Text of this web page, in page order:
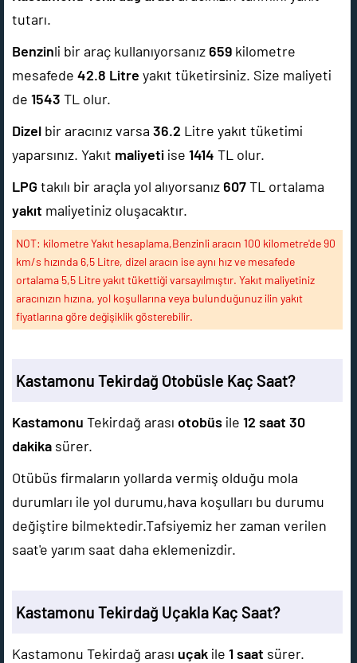
tutarı.
Benzinli bir araç kullanıyorsanız 659 kilometre
mesafede 42.8 Litre yakıt tüketirsiniz. Size maliyeti
de 1543 TL olur.
Dizel bir aracınız varsa 36.2 Litre yakıt tüketimi
yaparsınız. Yakıt maliyeti ise 1414 TL olur.
LPG takılı bir araçla yol alıyorsanız 607TL ortalama
yakıt maliyetiniz oluşacaktır.
NOT: kilometre Yakıt hesaplama,Benzinli aracın 100 kilometre'de 90
km/s hızında 6,5 Litre, dizel aracın ise aynı hız ve mesafede
ortalama 5,5 Litre yakıt tükettiği varsayılmıştır. Yakıt maliyetiniz
aracınızın hızına, yol koşullarına veya bulunduğunuz ilin yakıt
fiyatlarına göre değişiklik gösterebilir.
Kastamonu Tekirdağ Otobüsle Kaç Saat?
Kastamonu Tekirdağ arası otobüs ile 12 saat 30
dakika sürer.
Otübüs firmaların yollarda vermiş olduğu mola
durumları ile yol durumu,hava koşulları bu durumu
değiştire bilmektedir.Tafsiyemiz her zaman verilen
saat'e yarım saat daha eklemenizdir.
Kastamonu Tekirdağ Uçakla Kaç Saat?
Kastamonu Tekirdağ arası uçak ile 1 saat sürer.